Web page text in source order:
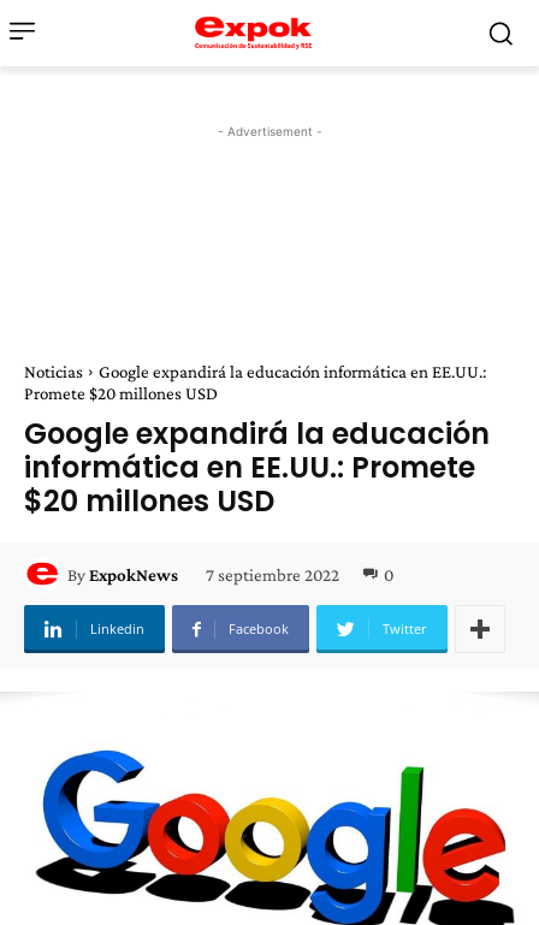
- Advertisement -
Noticias
Google expandirá la educación informática en EE.UU.:
Promete $20 millones USD
Google expandirá la educación
informática en EE.UU.: Promete
$20 millones USD
ByExpokNews 7 septiembre 2022 0
Linkedin Facebook Twitter